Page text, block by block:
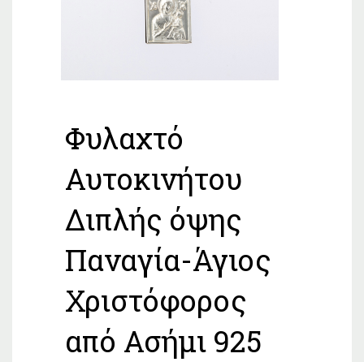
Φυλαχτό
Αυτοκινήτου
Διπλής όψης
Παναγία-Άγιος
Χριστόφορος
από Ασήμι 925